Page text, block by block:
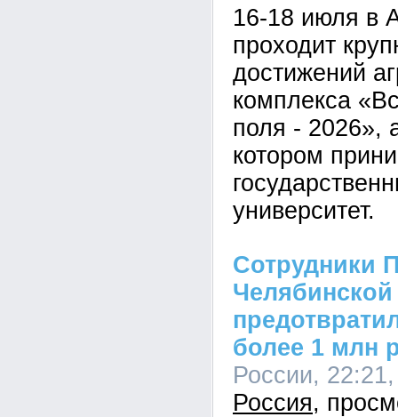
16-18 июля в
проходит
достижений
комплекса
поля - 2026»,
котором
университет.
Сотрудники
Челябинской
более 1 млн
России,
Россия